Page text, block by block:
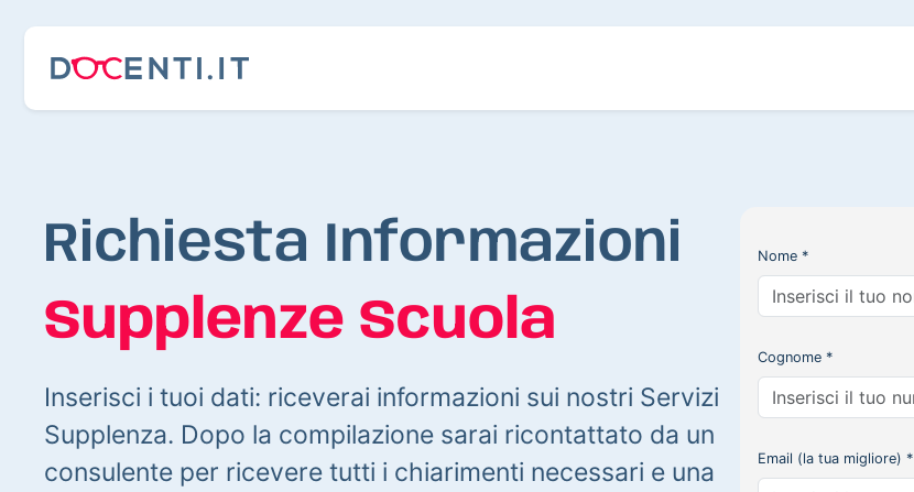
Richiesta Informazioni
Supplenze Scuola
Inserisci i tuoi dati: riceverai informazioni sui nostri Servizi
Supplenza. Dopo la compilazione sarai ricontattato da un
consulente per ricevere tutti i chiarimenti necessari e una
Nome *
Cognome *
Email (la tua migliore) *